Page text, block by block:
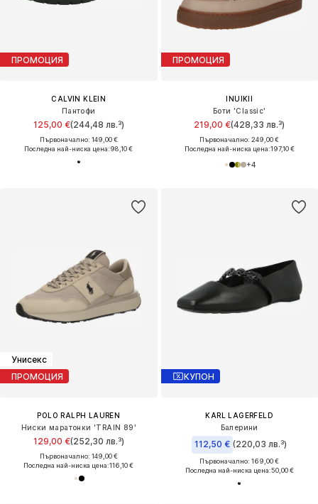
ПРОМОЦИЯ
CALVIN KLEIN
Пантофи
125,00 €(244,48 лв.³)
Първоначално: 149,00 €
Последна най-ниска цена:98,10 €
ПРОМОЦИЯ
INUIKII
Боти 'Classic'
219,00 €(428,33 лв.³)
Първоначално: 249,00 €
Последна най-ниска цена:197,10 €
+4
Унисекс
ПРОМОЦИЯ
POLO RALPH LAUREN
Ниски маратонки 'TRAIN 89'
129,00 €(252,30 лв.³)
Първоначално: 149,00 €
Последна най-ниска цена:116,10 €
КУПОН
KARL LAGERFELD
Балерини
112,50 € (220,03 лв.³)
Първоначално: 169,00 €
Последна най-ниска цена:50,00 €